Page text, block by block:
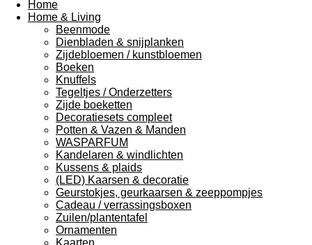
Home
Home & Living
Beenmode
Dienbladen & snijplanken
Zijdebloemen / kunstbloemen
Boeken
Knuffels
Tegeltjes / Onderzetters
Zijde boeketten
Decoratiesets compleet
Potten & Vazen & Manden
WASPARFUM
Kandelaren & windlichten
Kussens & plaids
(LED) Kaarsen & decoratie
Geurstokjes, geurkaarsen & zeeppompjes
Cadeau / verrassingsboxen
Zuilen/plantentafel
Ornamenten
Kaarten